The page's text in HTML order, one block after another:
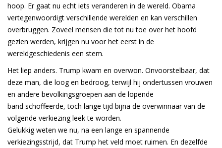
hoop. Er gaat nu echt iets veranderen in de wereld. Obama
vertegenwoordigt verschillende werelden en kan verschillen
overbruggen. Zoveel mensen die tot nu toe over het hoofd
gezien werden, krijgen nu voor het eerst in de
wereldgeschiedenis een stem.
Het liep anders. Trump kwam en overwon. Onvoorstelbaar, dat
deze man, die loog en bedroog, terwijl hij ondertussen vrouwen
en andere bevolkingsgroepen aan de lopende
band schoffeerde, toch lange tijd bijna de overwinnaar van de
volgende verkiezing leek te worden.
Gelukkig weten we nu, na een lange en spannende
verkiezingsstrijd, dat Trump het veld moet ruimen. En dezelfde